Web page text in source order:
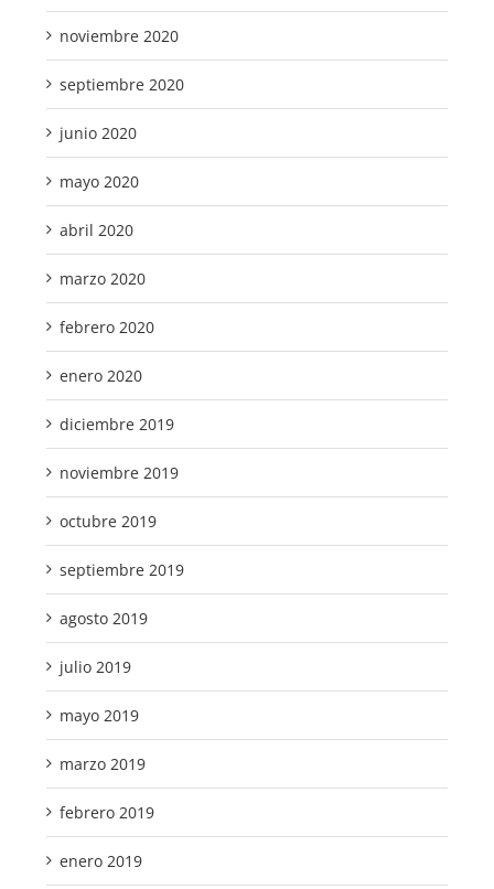
noviembre 2020
septiembre 2020
junio 2020
mayo 2020
abril 2020
marzo 2020
febrero 2020
enero 2020
diciembre 2019
noviembre 2019
octubre 2019
septiembre 2019
agosto 2019
julio 2019
mayo 2019
marzo 2019
febrero 2019
enero 2019